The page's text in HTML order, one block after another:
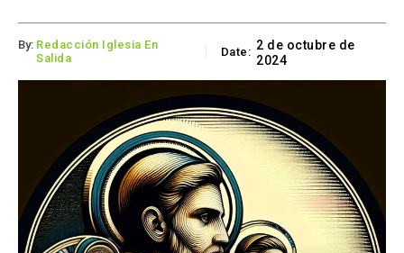
By: Redacción Iglesia En
Salida
Date: 2 de octubre de
2024